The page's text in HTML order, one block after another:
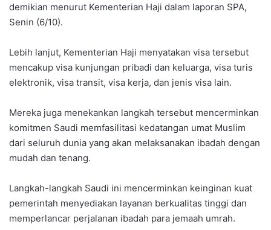
demikian menurut Kementerian Haji dalam laporan SPA,
Senin (6/10).
Lebih lanjut, Kementerian Haji menyatakan visa tersebut
mencakup visa kunjungan pribadi dan keluarga, visa turis
elektronik, visa transit, visa kerja, dan jenis visa lain.
Mereka juga menekankan langkah tersebut mencerminkan
komitmen Saudi memfasilitasi kedatangan umat Muslim
dari seluruh dunia yang akan melaksanakan ibadah dengan
mudah dan tenang.
Langkah-langkah Saudi ini mencerminkan keinginan kuat
pemerintah menyediakan layanan berkualitas tinggi dan
memperlancar perjalanan ibadah para jemaah umrah.